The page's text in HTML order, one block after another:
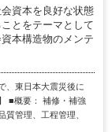
資本を良好な状態
とをテーマとして
本構造物のメンテ
、東日本大震災後に
■概要： 補修・補強
質管理、工程管理、